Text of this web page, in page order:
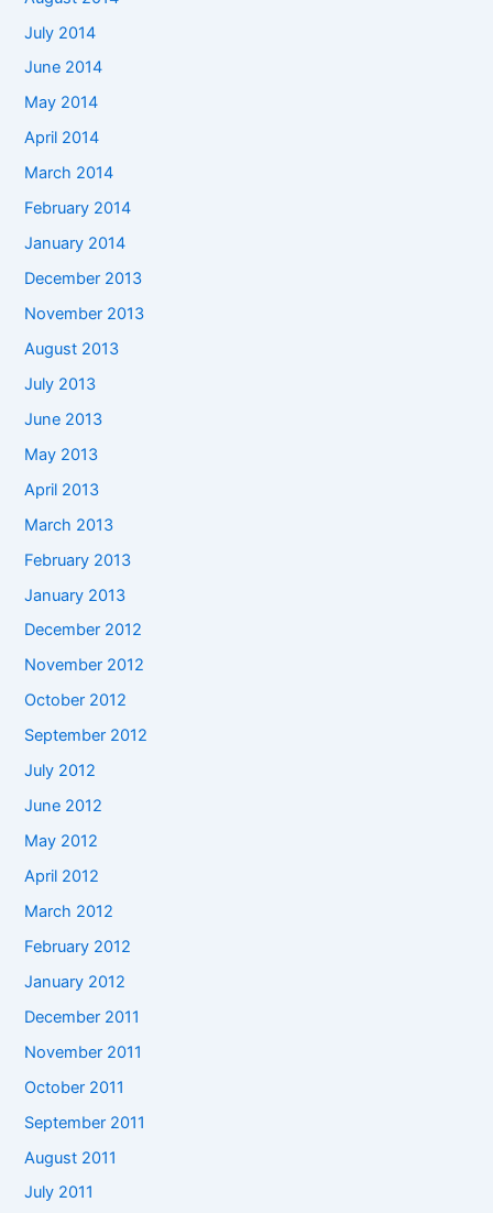
July 2014
June 2014
May 2014
April 2014
March 2014
February 2014
January 2014
December 2013
November 2013
August 2013
July 2013
June 2013
May 2013
April 2013
March 2013
February 2013
January 2013
December 2012
November 2012
October 2012
September 2012
July 2012
June 2012
May 2012
April 2012
March 2012
February 2012
January 2012
December 2011
November 2011
October 2011
September 2011
August 2011
July 2011